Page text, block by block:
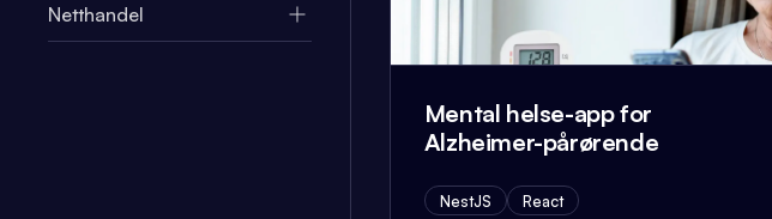
Netthandel
Mental helse-app for
Alzheimer-pårørende
NestJS React